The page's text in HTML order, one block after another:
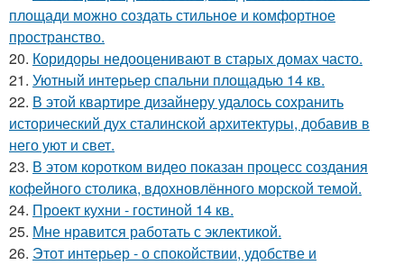
площади можно создать стильное и комфортное
пространство.
20. Коридоры недооценивают в старых домах часто.
21. Уютный интерьер спальни площадью 14 кв.
22. В этой квартире дизайнеру удалось сохранить
исторический дух сталинской архитектуры, добавив в
него уют и свет.
23. В этом коротком видео показан процесс создания
кофейного столика, вдохновлённого морской темой.
24. Проект кухни - гостиной 14 кв.
25. Мне нравится работать с эклектикой.
26. Этот интерьер - о спокойствии, удобстве и